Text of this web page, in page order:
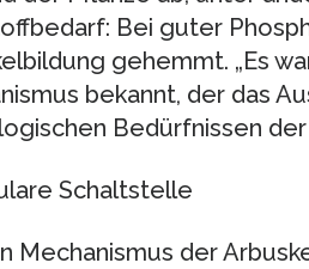
Bei guter
gehemmt. „Es
bekannt, der das
Bedürfnissen
Schaltstelle
Mechanismus der